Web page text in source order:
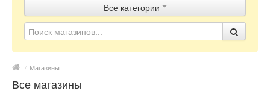
Магазины
Контакты
Все категории
/ Магазины
Все магазины